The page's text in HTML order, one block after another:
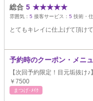
総合 5 ★★★★★
雰囲気： 5 接客サービス： 5 技術・
とてもキレイに仕上げて頂け
予約時のクーポン・メニ
【次回予約限定！目元垢抜け
￥7500
まつげ･ﾒｲｸ